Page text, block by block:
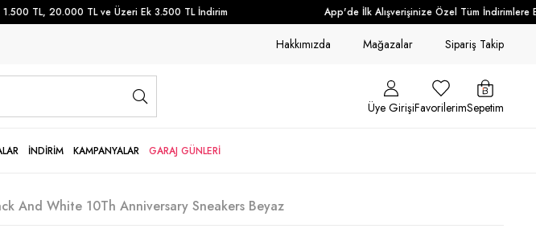
TL, 20.000 TL ve Üzeri Ek 3.500 TL İndirim App'de İlk Alışverişinize Özel Tüm İndirimlere Ek
Hakkımızda Mağazalar Sipariş Takip
Üye GirişiFavorilerimSepetim
İNDİRİM KAMPANYALAR GARAJ GÜNLERİ
And White 10Th Anniversary Sneakers Beyaz